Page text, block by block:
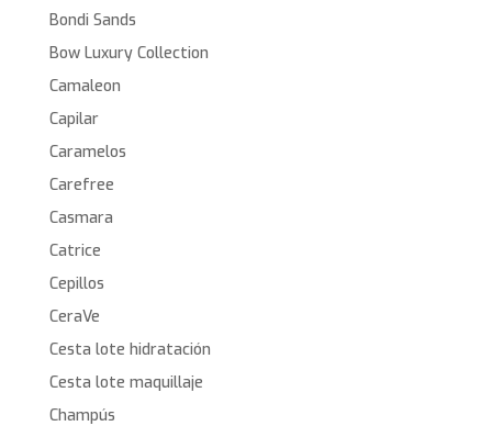
Bondi Sands
Bow Luxury Collection
Camaleon
Capilar
Caramelos
Carefree
Casmara
Catrice
Cepillos
CeraVe
Cesta lote hidratación
Cesta lote maquillaje
Champús